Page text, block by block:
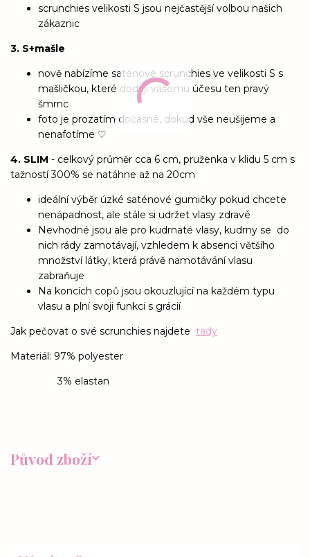
scrunchies velikosti S jsou nejčastější volbou našich
zákaznic
3. S+mašle
nově nabízíme saténové scrunchies ve velikosti S s
mašličkou, které dodají vašemu účesu ten pravý
šmrnc
foto je prozatím dočasné, dokud vše neušijeme a
nenafotíme ♡
4. SLIM - celkový průměr cca 6 cm, pruženka v klidu 5 cm s
tažností 300% se natáhne až na 20cm
ideální výběr úzké saténové gumičky pokud chcete
nenápadnost, ale stále si udržet vlasy zdravé
Nevhodné jsou ale pro kudrnaté vlasy, kudrny se do
nich rády zamotávají, vzhledem k absenci většího
množství látky, která právě namotávání vlasu
zabraňuje
Na koncích copů jsou okouzlující na každém typu
vlasu a plní svoji funkci s grácií
Jak pečovat o své scrunchies najdete tady
Materiál: 97% polyester
3% elastan
Původ zboží